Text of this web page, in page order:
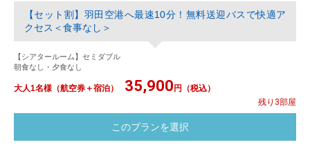
【セット割】羽田空港へ最速10分！無料送迎バスで快適ア
クセス＜食事なし＞
【シアタールーム】セミダブル
朝食なし・夕食なし
大人1名様（航空券＋宿泊） 35,900 円（税込）
残り3部屋